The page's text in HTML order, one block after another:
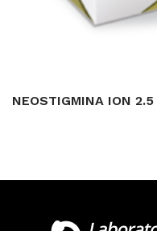
NEOSTIGMINA ION 2.5